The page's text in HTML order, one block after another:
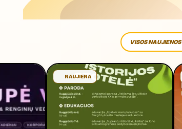
VISOS NAUJIENOS
NAUJIENA